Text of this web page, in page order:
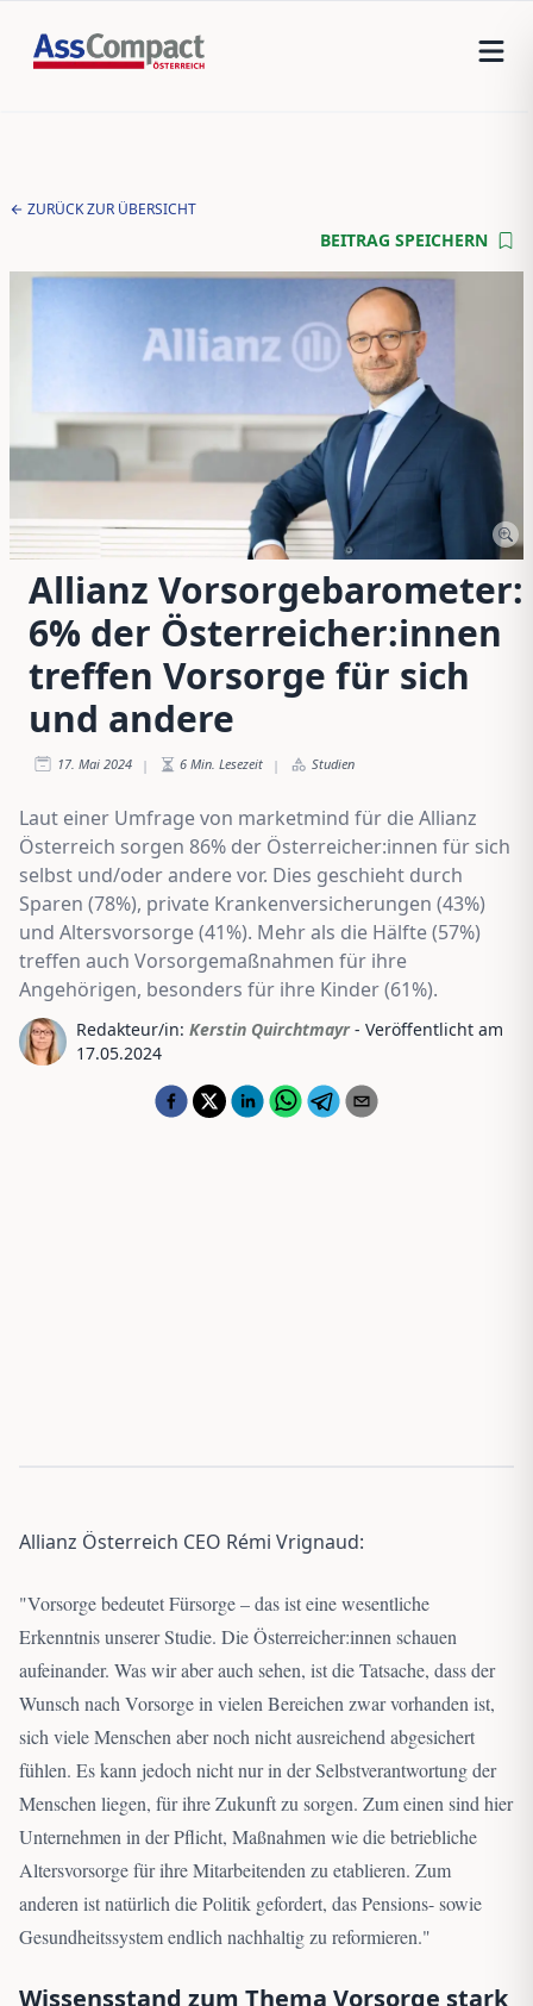
ZURÜCK ZUR ÜBERSICHT
BEITRAG SPEICHERN
Allianz Vorsorgebarometer:
6% der Österreicher:innen
treffen Vorsorge für sich
und andere
17. Mai 2024 | 6 Min. Lesezeit | Studien
Laut einer Umfrage von marketmind für die Allianz
Österreich sorgen 86% der Österreicher:innen für sich
selbst und/oder andere vor. Dies geschieht durch
Sparen (78%), private Krankenversicherungen (43%)
und Altersvorsorge (41%). Mehr als die Hälfte (57%)
treffen auch Vorsorgemaßnahmen für ihre
Angehörigen, besonders für ihre Kinder (61%).
Redakteur/in: Kerstin Quirchtmayr - Veröffentlicht am
17.05.2024
Allianz Österreich CEO Rémi Vrignaud:
"Vorsorge bedeutet Fürsorge – das ist eine wesentliche
Erkenntnis unserer Studie. Die Österreicher:innen schauen
aufeinander. Was wir aber auch sehen, ist die Tatsache, dass der
Wunsch nach Vorsorge in vielen Bereichen zwar vorhanden ist,
sich viele Menschen aber noch nicht ausreichend abgesichert
fühlen. Es kann jedoch nicht nur in der Selbstverantwortung der
Menschen liegen, für ihre Zukunft zu sorgen. Zum einen sind hier
Unternehmen in der Pflicht, Maßnahmen wie die betriebliche
Altersvorsorge für ihre Mitarbeitenden zu etablieren. Zum
anderen ist natürlich die Politik gefordert, das Pensions- sowie
Gesundheitssystem endlich nachhaltig zu reformieren."
Wissensstand zum Thema Vorsorge stark